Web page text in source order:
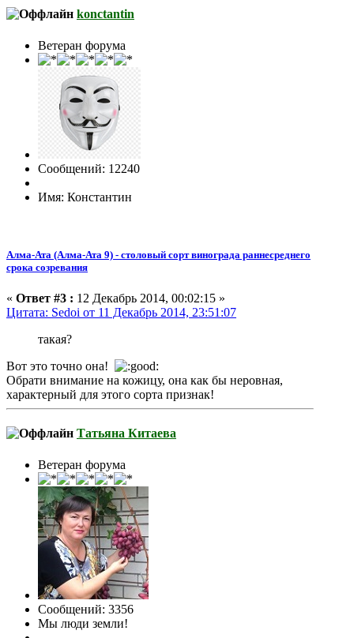
konctantin
Ветеран форума
Сообщений: 12240
Имя: Константин
Алма-Ата (Алма-Ата 9) - столовый сорт винограда раннесреднего
срока созревания
« Ответ #3 : 12 Декабрь 2014, 00:02:15 »
Цитата: Sedoi от 11 Декабрь 2014, 23:51:07
такая?
Вот это точно она!
Обрати внимание на кожицу, она как бы неровная,
характерный для этого сорта признак!
Татьяна Китаева
Ветеран форума
Сообщений: 3356
Мы люди земли!